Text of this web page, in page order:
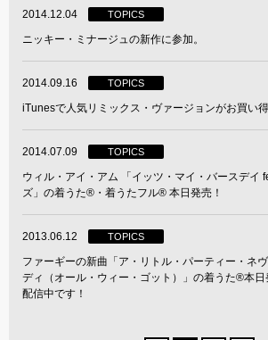
2014.12.04 TOPICS
ニッキー・ミナージュの新作に参加。
2014.09.16 TOPICS
iTunesで人気リミックス・ヴァージョンがお買い得
2014.07.09 TOPICS
ウィル・アイ・アム 「イッツ・マイ・バースデイ
ズ」の着うた®・着うたフル® 本日発売！
2013.06.12 TOPICS
ファーギーの新曲「ア・リトル・パーティー・ネ
ディ（オール・ウィー・ゴット）」の着うた®本
配信中です！